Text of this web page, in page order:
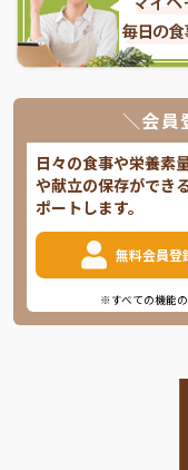
＼会員
日々の食事や栄養素
や献立の保存ができ
ポートします。
無料会員登
※すべての機能